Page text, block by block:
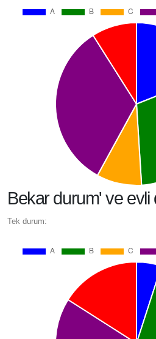
Bekar durum' ve evli
Tek durum: